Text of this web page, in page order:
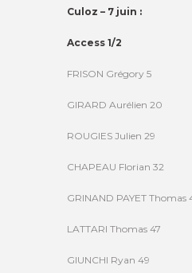
Culoz – 7 juin :
Access 1/2
FRISON Grégory 5
GIRARD Aurélien 20
ROUGIES Julien 29
CHAPEAU Florian 32
GRINAND PAYET Thomas
LATTARI Thomas 47
GIUNCHI Ryan 49